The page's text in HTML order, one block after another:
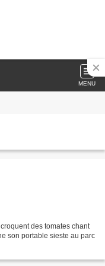
MENU
des tomates chant
son portable sieste au parc